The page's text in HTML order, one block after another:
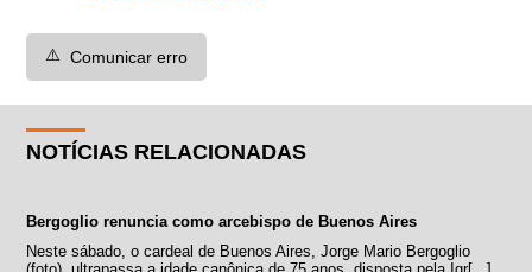
⚠️ Comunicar erro
NOTÍCIAS RELACIONADAS
Bergoglio renuncia como arcebispo de Buenos Aires
Neste sábado, o cardeal de Buenos Aires, Jorge Mario Bergoglio